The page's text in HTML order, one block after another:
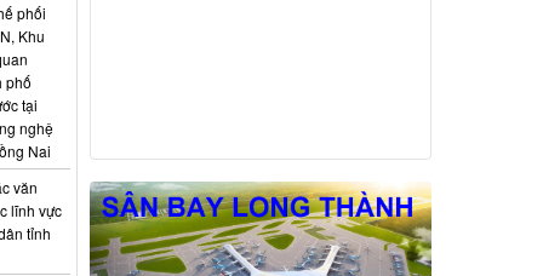
phối
Khu
phố
tại
nghệ
Nai
văn
lĩnh vực
tỉnh